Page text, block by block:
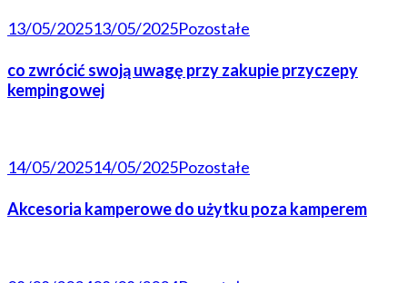
13/05/202513/05/2025Pozostałe
co zwrócić swoją uwagę przy zakupie przyczepy
kempingowej
14/05/202514/05/2025Pozostałe
Akcesoria kamperowe do użytku poza kamperem